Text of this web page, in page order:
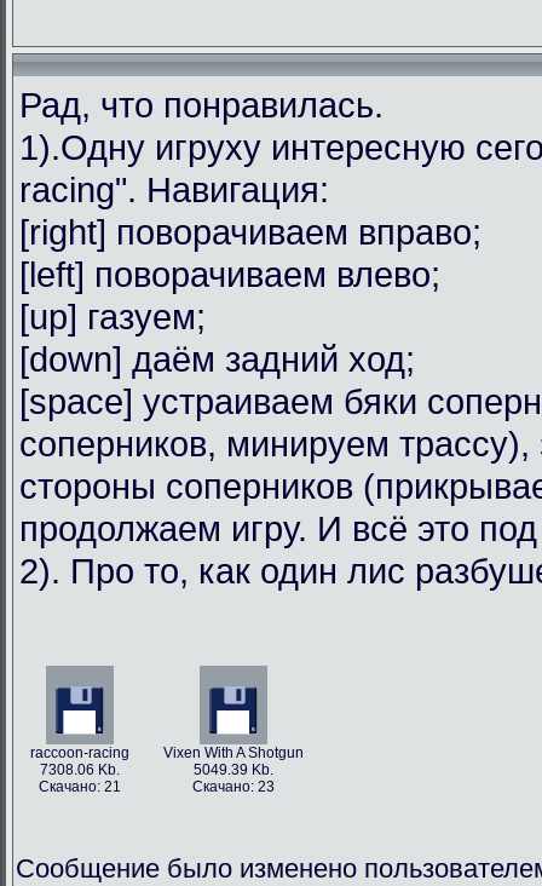
Рад, что понравилась.
1).Одну игруху интересную
racing". Навигация:
[right] поворачиваем вправо;
[left] поворачиваем влево;
[up] газуем;
[down] даём задний ход;
[space] устраиваем бяки
соперников, минируем
стороны соперников
продолжаем игру. И всё это
2). Про то, как один лис
raccoon-racing
7308.06 Kb.
Скачано: 21
Vixen With A Shotgun
5049.39 Kb.
Скачано: 23
Сообщение было изменено